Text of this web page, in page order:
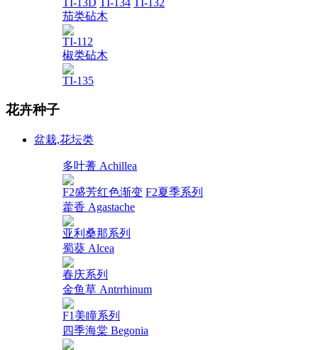
TI-13D TI-134 TI-132
茄类砧木
TI-112
椒类砧木
TI-135
花卉种子
盆栽,花坛类
多叶蓍 Achillea
F2盛芳红色渐变 F2夏季系列
藿香 Agastache
亚利桑那系列
蜀葵 Alcea
春庆系列
金鱼草 Antrrhinum
F1美瞳系列
四季海棠 Begonia